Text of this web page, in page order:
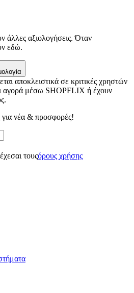
τεχνολογία όπως cookies
την προβολή εξατομικευμένων
τις μετρήσεις σχετικά με
Επίσης, κοινοποιούμε
από μέρους σας χρήση της
μέσων κοινωνικής
ανάλυσης.
άλλες αξιολογήσεις. Όταν
εδώ.
αποκλειστικά σε κριτικές χρηστών
αγορά μέσω SHOPFLIX ή έχουν
νέα & προσφορές!
τουςόρους χρήσης